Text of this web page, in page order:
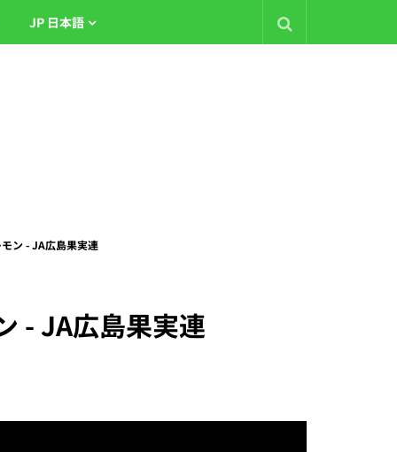
JP 日本語
ン - JA広島果実連
- JA広島果実連